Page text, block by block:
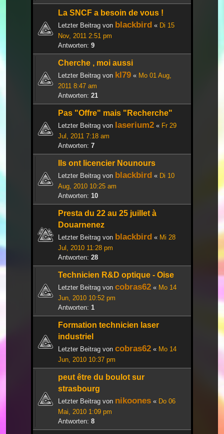
La SNCF a besoin de vous !
Letzter Beitrag von blackbird « Di 15
Nov, 2011 2:51 pm
Antworten: 9
Cherche , moi aussi
Letzter Beitrag von kl79 « Mo 01 Aug,
2011 8:47 am
Antworten: 21
Pas "Offre" mais "Recherche"
Letzter Beitrag von laserium2 « Fr 29
Jul, 2011 7:18 am
Antworten: 7
Ils ont licencier Nounours
Letzter Beitrag von blackbird « Di 10
Aug, 2010 10:25 am
Antworten: 10
Presta du 22 au 25 juillet à
Douarnenez
Letzter Beitrag von blackbird « Mi 28
Jul, 2010 11:28 pm
Antworten: 28
Technicien R&D optique - Oise
Letzter Beitrag von cobras62 « Mo 14
Jun, 2010 10:52 pm
Antworten: 1
Formation technicien laser
industriel
Letzter Beitrag von cobras62 « Mo 14
Jun, 2010 10:37 pm
peut être du boulot sur
strasbourg
Letzter Beitrag von nikoones « Do 06
Mai, 2010 1:09 pm
Antworten: 8